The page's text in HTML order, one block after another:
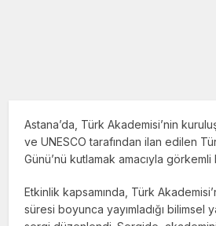
16/12/2025
Astana’da, Türk Akademisi’nin
ve UNESCO tarafından ilan edilen
Günü’nü kutlamak amacıyla
Etkinlik kapsamında, Türk
süresi boyunca yayımladığı bilimsel